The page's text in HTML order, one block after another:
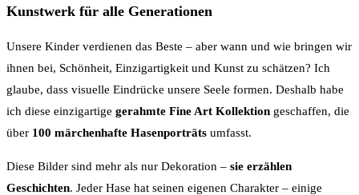
Kunstwerk für alle Generationen
Unsere Kinder verdienen das Beste – aber wann und wie bringen wir
ihnen bei, Schönheit, Einzigartigkeit und Kunst zu schätzen? Ich
glaube, dass visuelle Eindrücke unsere Seele formen. Deshalb habe
ich diese einzigartige gerahmte Fine Art Kollektion geschaffen, die
über 100 märchenhafte Hasenporträts umfasst.
Diese Bilder sind mehr als nur Dekoration – sie erzählen
Geschichten. Jeder Hase hat seinen eigenen Charakter – einige